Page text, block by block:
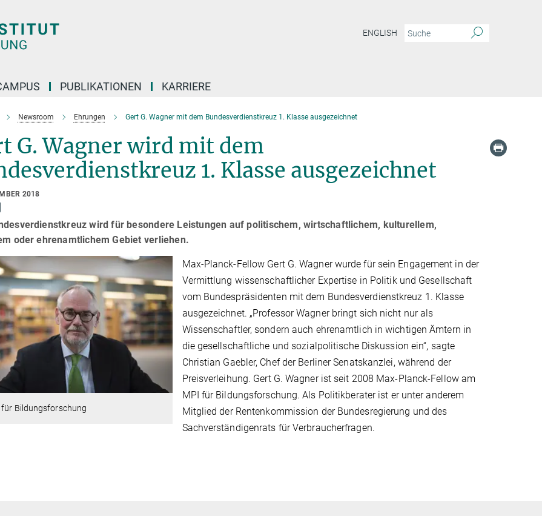
ENGLISH
PUBLIKATIONEN KARRIERE
Newsroom Ehrungen Gert G. Wagner mit dem Bundesverdienstkreuz 1. Klasse ausgezeichnet
G. Wagner wird mit dem
1. Klasse ausgezeichnet
2018
wird für besondere Leistungen auf politischem, wirtschaftlichem, kulturellem,
oder ehrenamtlichem Gebiet verliehen.
Bildungsforschung
Max-Planck-Fellow Gert G. Wagner wurde für sein Engagement in der
Vermittlung wissenschaftlicher Expertise in Politik und Gesellschaft
vom Bundespräsidenten mit dem Bundesverdienstkreuz 1. Klasse
ausgezeichnet. „Professor Wagner bringt sich nicht nur als
Wissenschaftler, sondern auch ehrenamtlich in wichtigen Ämtern in
die gesellschaftliche und sozialpolitische Diskussion ein“, sagte
Christian Gaebler, Chef der Berliner Senatskanzlei, während der
Preisverleihung. Gert G. Wagner ist seit 2008 Max-Planck-Fellow am
MPI für Bildungsforschung. Als Politikberater ist er unter anderem
Mitglied der Rentenkommission der Bundesregierung und des
Sachverständigenrats für Verbraucherfragen.